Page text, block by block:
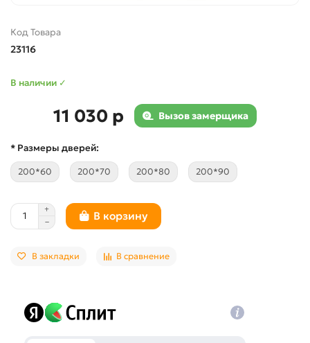
Код Товара
23116
В наличии ✓
11 030 р Вызов замерщика
* Размеры дверей:
200*60 200*70 200*80 200*90
В корзину
В закладки В сравнение